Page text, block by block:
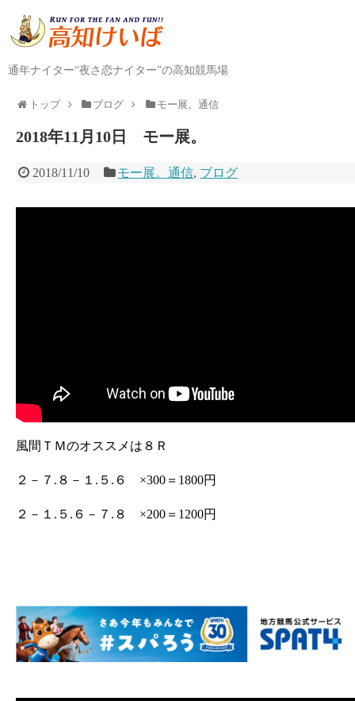
通年ナイター“夜さ恋ナイター”の高知競馬場
トップ ブログ モー展。通信
2018年11月10日 モー展。
2018/11/10 モー展。通信, ブログ
風間ＴＭのオススメは８Ｒ
２－７.８－１.５.６ ×300＝1800円
２－１.５.６－７.８ ×200＝1200円